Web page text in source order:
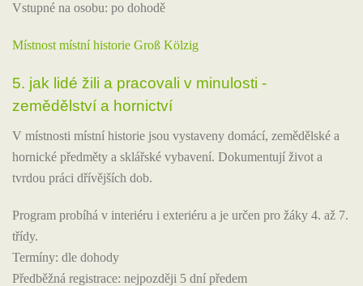
Vstupné na osobu: po dohodě
Místnost místní historie Groß Kölzig
5. jak lidé žili a pracovali v minulosti -
zemědělství a hornictví
V místnosti místní historie jsou vystaveny domácí, zemědělské a
hornické předměty a sklářské vybavení. Dokumentují život a
tvrdou práci dřívějších dob.
Program probíhá v interiéru i exteriéru a je určen pro žáky 4. až 7.
třídy.
Termíny: dle dohody
Předběžná registrace: nejpozději 5 dní předem